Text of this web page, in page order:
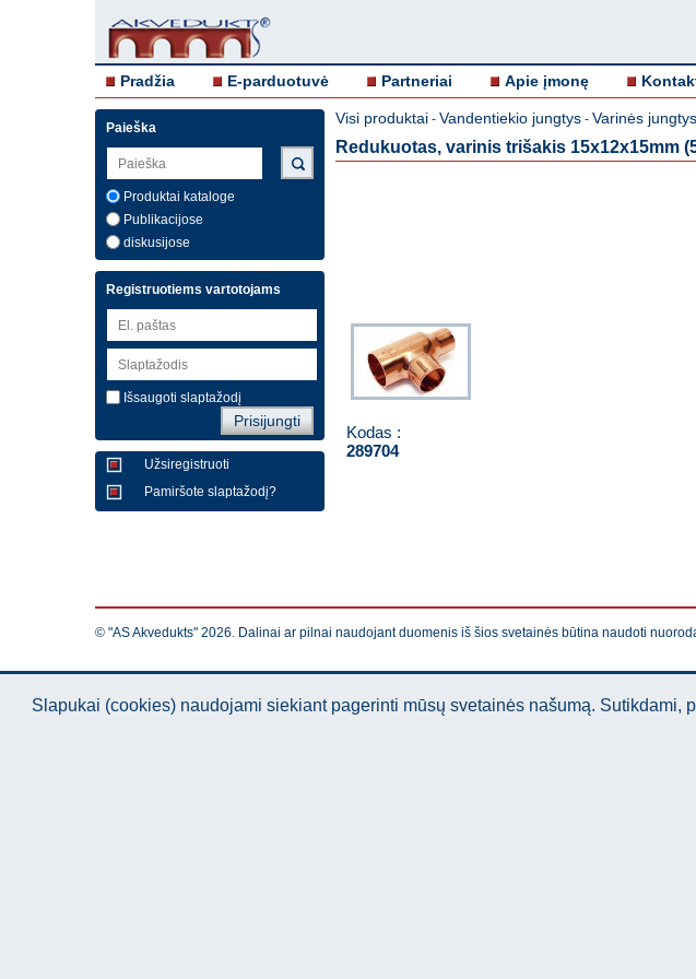
Pradžia E-parduotuvė Partneriai Apie įmonę
Paieška
Produktai kataloge
Publikacijose
diskusijose
Registruotiems vartotojams
Išsaugoti slaptažodį
Užsiregistruoti
Pamiršote slaptažodį?
Visi produktai - Vandentiekio jungtys - Varinės
Redukuotas, varinis trišakis 15x12x15mm
Kodas :
289704
© "AS Akvedukts" 2026. Dalinai ar pilnai naudojant duomenis iš šios svetainės būtina naudoti
Slapukai (cookies) naudojami siekiant pagerinti mūsų svetainės našumą. Sutikdami,